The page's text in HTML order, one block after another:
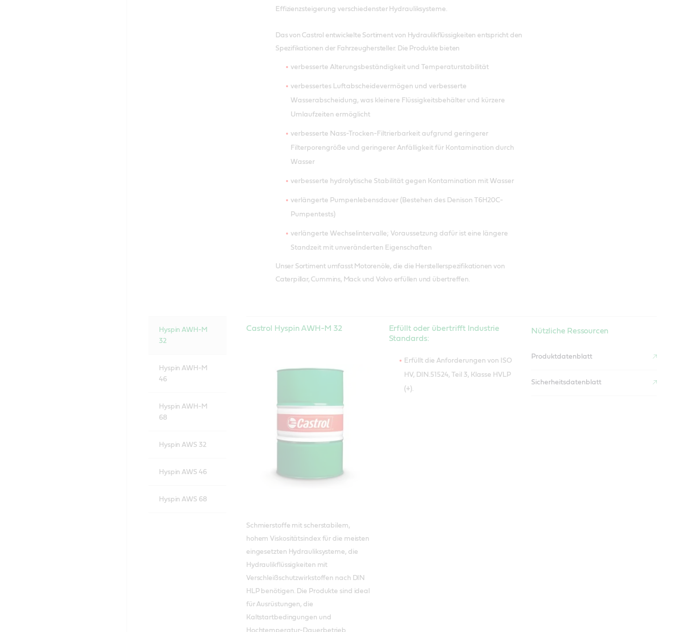
Effizienzsteigerung verschiedenster Hydrauliksysteme.
Das von Castrol entwickelte Sortiment von Hydraulikflüssigkeiten entspricht den
Spezifikationen der Fahrzeughersteller. Die Produkte bieten
verbesserte Alterungsbeständigkeit und Temperaturstabilität
verbessertes Luftabscheidevermögen und verbesserte
Wasserabscheidung, was kleinere Flüssigkeitsbehälter und kürzere
Umlaufzeiten ermöglicht
verbesserte Nass-Trocken-Filtrierbarkeit aufgrund geringerer
Filterporengröße und geringerer Anfälligkeit für Kontamination durch
Wasser
verbesserte hydrolytische Stabilität gegen Kontamination mit Wasser
verlängerte Pumpenlebensdauer (Bestehen des Denison T6H20C-
Pumpentests)
verlängerte Wechselintervalle; Voraussetzung dafür ist eine längere
Standzeit mit unveränderten Eigenschaften
Unser Sortiment umfasst Motorenöle, die die Herstellerspezifikationen von
Caterpillar, Cummins, Mack und Volvo erfüllen und übertreffen.
Hyspin AWH-M
32
Hyspin AWH-M
46
Hyspin AWH-M
68
Hyspin AWS 32
Hyspin AWS 46
Hyspin AWS 68
Castrol Hyspin AWH-M 32
Schmierstoffe mit scherstabilem,
hohem Viskositätsindex für die meisten
eingesetzten Hydrauliksysteme, die
Hydraulikflüssigkeiten mit
Verschleißschutzwirkstoffen nach DIN
HLP benötigen. Die Produkte sind ideal
für Ausrüstungen, die
Kaltstartbedingungen und
Erfüllt oder übertrifft Industrie
Standards:
Erfüllt die Anforderungen von ISO
HV, DIN.51524, Teil 3, Klasse HVLP
(+).
Nützliche Ressourcen
Produktdatenblatt
Sicherheitsdatenblatt